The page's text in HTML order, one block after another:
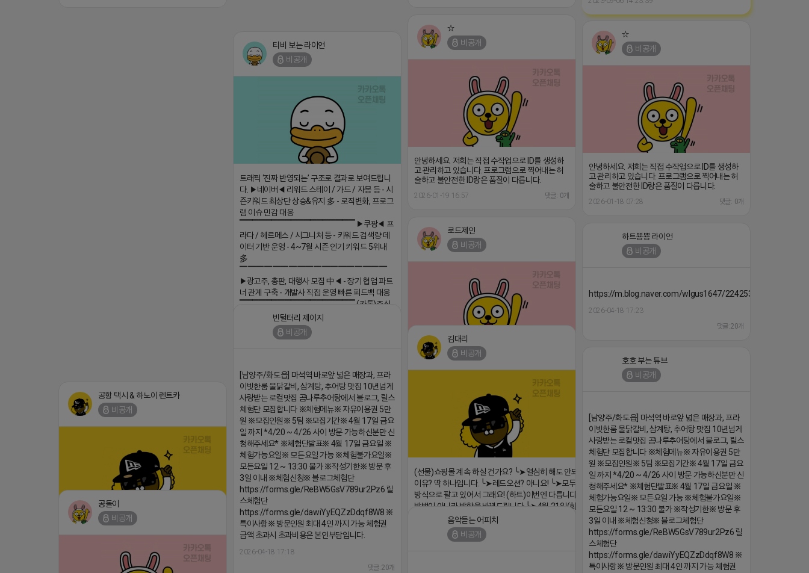
☆
비공개
안녕하세요. 저희는 직접 수작업으로 ID를 생성하
고 관리하고 있습니다. 프로그램으로 찍어내는 허
술하고 불안전한 ID랑은 품질이 다릅니다.
2026-01-19 16:57 댓글: 0개
☆
비공개
안녕하세요. 저희는 직접 수작업으로 ID를 생성하
고 관리하고 있습니다. 프로그램으로 찍어내는 허
술하고 불안전한 ID랑은 품질이 다릅니다.
2026-01-18 07:28 댓글: 0개
티비 보는 라이언
비공개
트래픽 ‘진짜 반영되는’ 구조로 결과로 보여드립니
다. ▶네이버◀ 리워드 스테이 / 가드 / 자몽 등 - 시
즌키워드 최상단 상승&유지 多 - 로직변화, 프로그
램 이슈 민감 대응
▔▔▔▔▔▔▔▔▔▔▔▔▔▔▔▔▔▔ ▶쿠팡◀ 프
라다 / 헤르메스 / 시그니처 등 - 키워드 검색량 데
이터 기반 운영 - 4~7월 시즌 인기 키워드 5위내
多
▔▔▔▔▔▔▔▔▔▔▔▔▔▔▔▔▔▔
▶광고주, 총판, 대행사 모집 中◀ - 장기 협업 파트
너 관계 구축 - 개발사 직접 운영 빠른 피드백 대응
▔▔▔▔▔▔▔▔▔▔▔▔▔▔▔▔▔▔ (카톡)주식
회사 더 풀림 https://더풀림상담.enn.kr https://
더풀림상담.enn.kr
로드제인
비공개
⛔️ 투자금 0원 부업 ➡️ 내일 밤 9시 ⛔️
댓글:20개
하트뿅뿅 라이언
비공개
https://m.blog.naver.com/wlgus1647/224253846149
2026-04-18 17:23
댓글:20개
빈털터리 제이지
비공개
[남양주/화도읍] 마석역 바로앞 넓은 매장과, 프라
이빗한룸 물닭갈비, 삼계탕, 추어탕 맛집 10년넘게
사랑받는 로컬맛집 곰나루추어탕에서 블로그, 릴스
체험단 모집합니다 ※체험메뉴※ 자유이용권 5만
원 ※모집인원※ 5팀 ※모집기간※ 4월 17일 금요
일 까지 *4/20 ~ 4/26 사이 방문 가능하신분만 신
청해주세요* ※체험단발표※ 4월 17일 금요일 ※
체험가능요일※ 모든요일 가능 ※체험불가요일※
모든요일 12 ~ 13:30 불가 ※작성기한※ 방문 후
3일 이내 ※체험신청※ 블로그체험단
https://forms.gle/ReBW5GsV789ur2Pz6 릴
스체험단
https://forms.gle/dawiYyEQZzDdqf8W8 ※
특이사항※ 방문인원 최대 4인 까지 가능 체험권
금액 초과시 초과비용은 본인부담입니다.
2026-04-18 17:18
댓글:20개
김대리
비공개
(선물)쇼핑몰 계속 하실 건가요? ╰➤열심히 해도 안되는
이유? 딱 하나입니다. ╰➤레드오션? 아니요! ╰➤모두 같은
방식으로 팔고 있어서 그래요! (하트)이번엔 다릅니다. ╰➤
방법이 아니라 방향을 바꿔드립니다 ╰➤4월 21일(화) 저
녁9시 ╰➤지금 구조를 바꿀 마지막 기회
https://blog.naver.com/eocomim/224250518436
호호 부는 튜브
비공개
[남양주/화도읍] 마석역 바로앞 넓은 매장과, 프라
이빗한룸 물닭갈비, 삼계탕, 추어탕 맛집 10년넘게
사랑받는 로컬맛집 곰나루추어탕에서 블로그, 릴스
체험단 모집합니다 ※체험메뉴※ 자유이용권 5만
원 ※모집인원※ 5팀 ※모집기간※ 4월 17일 금요
일 까지 *4/20 ~ 4/26 사이 방문 가능하신분만 신
청해주세요* ※체험단발표※ 4월 17일 금요일 ※
체험가능요일※ 모든요일 가능 ※체험불가요일※
모든요일 12 ~ 13:30 불가 ※작성기한※ 방문 후
3일 이내 ※체험신청※ 블로그체험단
https://forms.gle/ReBW5GsV789ur2Pz6 릴
스체험단
https://forms.gle/dawiYyEQZzDdqf8W8 ※
특이사항※ 방문인원 최대 4인 까지 가능 체험권
공항 택시 & 하노이 렌트카
비공개
(star) 안녕하십니까 (star)
댓글:20개
공돌이
비공개
음악듣는 어피치
비공개